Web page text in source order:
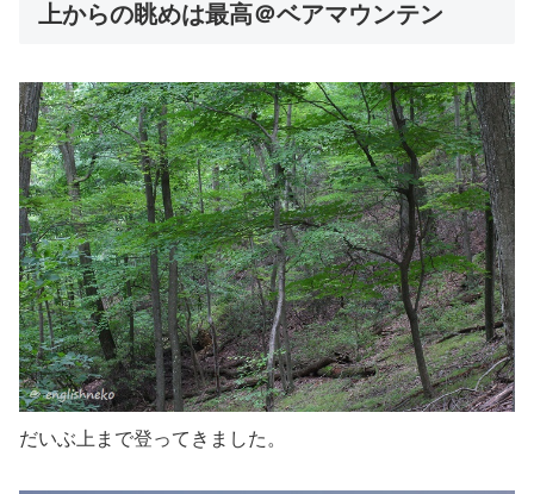
上からの眺めは最高＠ベアマウンテン
だいぶ上まで登ってきました。